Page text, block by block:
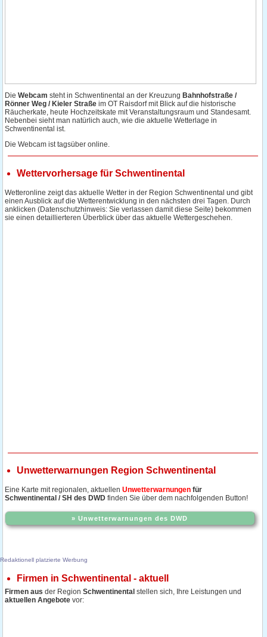
Die Webcam steht in Schwentinental an der Kreuzung Bahnhofstraße /
Rönner Weg / Kieler Straßeim OT Raisdorf mit Blick auf die historische
Räucherkate, heute Hochzeitskate mit Veranstaltungsraum und Standesamt.
Nebenbei sieht man natürlich auch, wie die aktuelle Wetterlage in
Schwentinental ist.
Die Webcam ist tagsüber online.
Wettervorhersage für Schwentinental
Wetteronline zeigt das aktuelle Wetter in der Region Schwentinental und gibt
einen Ausblick auf die Wetterentwicklung in den nächsten drei Tagen. Durch
anklicken (Datenschutzhinweis: Sie verlassen damit diese Seite) bekommen
sie einen detaillierteren Überblick über das aktuelle Wettergeschehen.
Unwetterwarnungen Region Schwentinental
Eine Karte mit regionalen, aktuellen Unwetterwarnungenfür
Schwentinental / SH des DWDfinden Sie über dem nachfolgenden Button!
» Unwetterwarnungen des DWD
Redaktionell platzierte Werbung
Firmen in Schwentinental - aktuell
Firmen aus der Region Schwentinental stellen sich, Ihre Leistungen und
aktuellen Angebote vor: